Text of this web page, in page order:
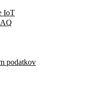
IoT
podatkov